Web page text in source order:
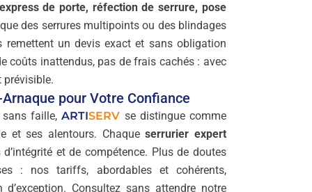
de porte, réfection de serrure, pose
des serrures multipoints ou des blindages
remettent un devis exact et sans obligation
coûts inattendus, pas de frais cachés : avec
prévisible.
pour Votre Confiance
sans faille,ARTISERV se distingue comme
et ses alentours. Chaqueserrurier expert
et de compétence. Plus de doutes
: nos tariffs, abordables et cohérents,
Consultez sans attendre notre